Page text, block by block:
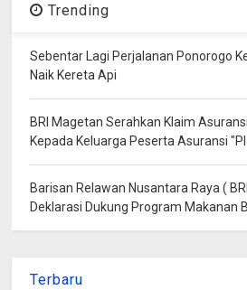
Trending
Sebentar Lagi Perjalanan Ponorogo
Naik Kereta Api
BRI Magetan Serahkan Klaim
Kepada Keluarga Peserta Asuransi
Barisan Relawan Nusantara Raya (
Deklarasi Dukung Program Makanan
Terbaru